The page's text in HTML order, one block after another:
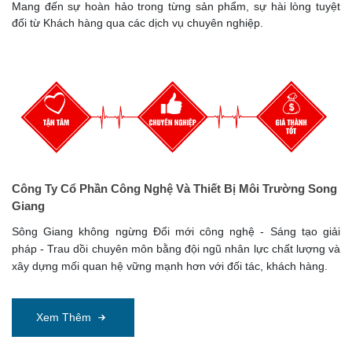
Mang đến sự hoàn hảo trong từng sản phẩm, sự hài lòng tuyệt
đối từ Khách hàng qua các dịch vụ chuyên nghiệp.
Công Ty Cổ Phần Công Nghệ Và Thiết Bị Môi Trường Song
Giang
Sông Giang không ngừng Đổi mới công nghệ - Sáng tạo giải
pháp - Trau dồi chuyên môn bằng đội ngũ nhân lực chất lượng và
xây dựng mối quan hệ vững mạnh hơn với đối tác, khách hàng.
Xem Thêm